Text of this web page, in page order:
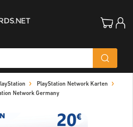
PlayStation Network Karten
Network Germany